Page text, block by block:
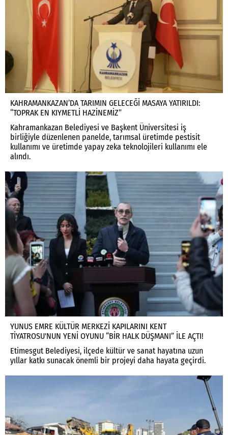
KAHRAMANKAZAN’DA TARIMIN GELECEĞİ MASAYA YATIRILDI:
“TOPRAK EN KIYMETLİ HAZİNEMİZ”
Kahramankazan Belediyesi ve Başkent Üniversitesi iş
birliğiyle düzenlenen panelde, tarımsal üretimde pestisit
kullanımı ve üretimde yapay zeka teknolojileri kullanımı ele
alındı.
YUNUS EMRE KÜLTÜR MERKEZİ KAPILARINI KENT
TİYATROSU'NUN YENİ OYUNU “BİR HALK DÜŞMANI” İLE AÇTI!
Etimesgut Belediyesi, ilçede kültür ve sanat hayatına uzun
yıllar katkı sunacak önemli bir projeyi daha hayata geçirdi.